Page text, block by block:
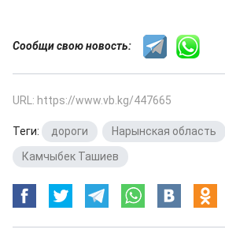
Сообщи свою новость:
URL: https://www.vb.kg/447665
Теги: дороги Нарынская область
Камчыбек Ташиев